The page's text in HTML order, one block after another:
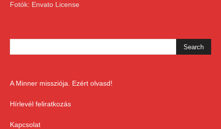
Fotók: Envato License
A Minner missziója. Ezért olvasd!
Hírlevél feliratkozás
Kapcsolat